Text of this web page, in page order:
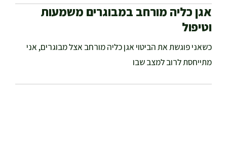
אגן כליה מורחב במבוגרים משמעות
וטיפול
כשאני פוגשת את הביטוי אגן כליה מורחב אצל מבוגרים, אני
מתייחסת לרוב למצב שבו